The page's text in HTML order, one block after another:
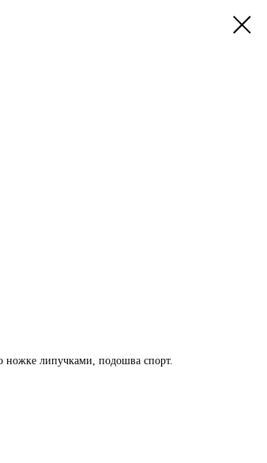
ножке липучками, подошва спорт.